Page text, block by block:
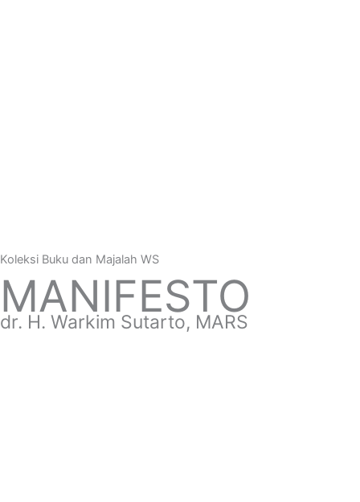
Koleksi Buku dan Majalah WS
MANIFESTO
dr. H. Warkim Sutarto, MARS